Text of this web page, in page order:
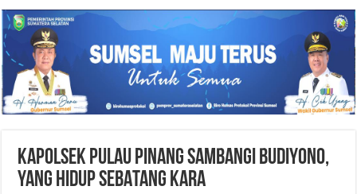
KAPOLSEK PULAU PINANG SAMBANGI BUDIYONO,
YANG HIDUP SEBATANG KARA